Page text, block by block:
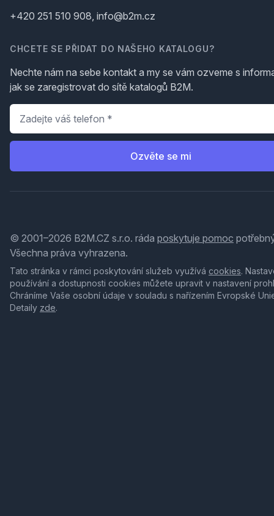
+420 251 510 908, info@b2m.cz
CHCETE SE PŘIDAT DO NAŠEHO KATALOGU?
Nechte nám na sebe kontakt a my se vám ozveme s
jak se zaregistrovat do sítě katalogů B2M.
Telefon
Ozvěte se mi
© 2001–2026 B2M.CZ s.r.o. ráda poskytuje pomoc
Všechna práva vyhrazena.
Tato stránka v rámci poskytování služeb využívá cookies.
používání a dostupnosti cookies můžete upravit v nastavení
Chráníme Vaše osobní údaje v souladu s nařízením Evropské
Detaily zde.